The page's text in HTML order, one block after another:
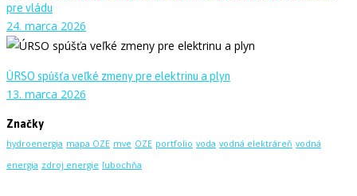
pre vládu
24. marca 2026
ÚRSO spúšťa veľké zmeny pre elektrinu a plyn
13. marca 2026
Značky
hydroenergia mapa OZE mve OZE portfolio voda vodná elektráreň vodná
energia zdroj energie ľubochňa